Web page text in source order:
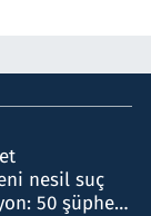
nesil suç
50 şüpheli